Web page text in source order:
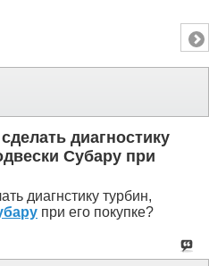
диагностику
Субару при
диагнстику турбин,
при его покупке?